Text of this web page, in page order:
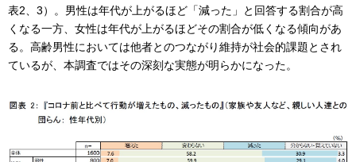
表2、3）。男性は年代が上がるほど「減った」と回答する割合が高
くなる一方、女性は年代が上がるほどその割合が低くなる傾向があ
る。高齢男性においては他者とのつながり維持が社会的課題とされ
ているが、本調査ではその深刻な実態が明らかになった。